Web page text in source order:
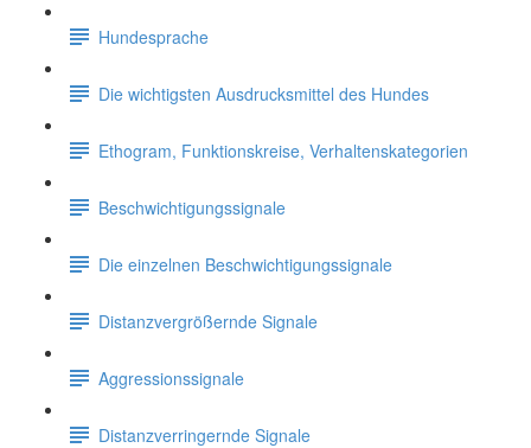
Hundesprache
Die wichtigsten Ausdrucksmittel des Hundes
Ethogram, Funktionskreise, Verhaltenskategorien
Beschwichtigungssignale
Die einzelnen Beschwichtigungssignale
Distanzvergrößernde Signale
Aggressionssignale
Distanzverringernde Signale